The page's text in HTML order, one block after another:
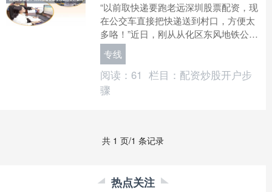
“以前取快递要跑老远深圳股票配资，现
在公交车直接把快递送到村口，方便太
多咯！”近日，刚从从化区东风地铁公交
站拿到快递的李大爷笑着说道。崭新的
客货邮专用车缓缓驶出....
专线
阅读： 61 栏目： 配资炒股开户步
骤
共 1 页/1 条记录
热点关注